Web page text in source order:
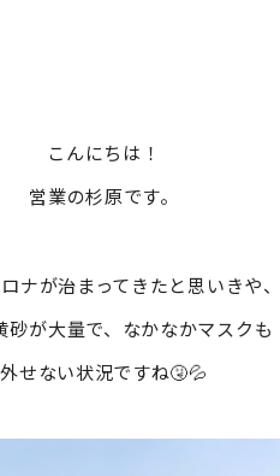
こんにちは！
営業の杉原です。
ナが治まってきたと思いきや、
砂が大量で、なかなかマスクも
外せない状況ですね🤧💦